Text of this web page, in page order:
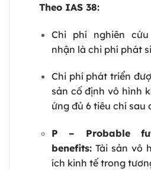
Theo IAS 38:
Chi phí nghiên
nhận là chi phí phát
Chi phí phát triển
sản cố định vô hình
ứng đủ 6 tiêu chí sau
P – Probable
benefits:Tài sản vô
ích kinh tế trong